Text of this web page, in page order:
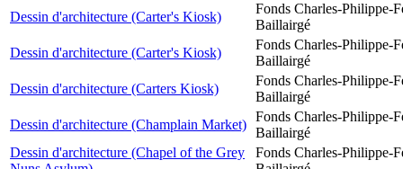
Dessin d'architecture (Carter's Kiosk)
Fonds Charles-Philippe-
Baillairgé
Dessin d'architecture (Carter's Kiosk)
Fonds Charles-Philippe-
Baillairgé
Dessin d'architecture (Carters Kiosk)
Fonds Charles-Philippe-
Baillairgé
Dessin d'architecture (Champlain Market)
Fonds Charles-Philippe-
Baillairgé
Dessin d'architecture (Chapel of the Grey
Fonds Charles-Philippe-